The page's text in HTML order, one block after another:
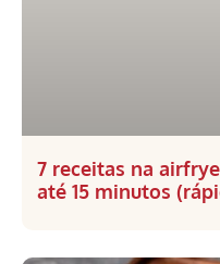
7 receitas na
até 15 minutos